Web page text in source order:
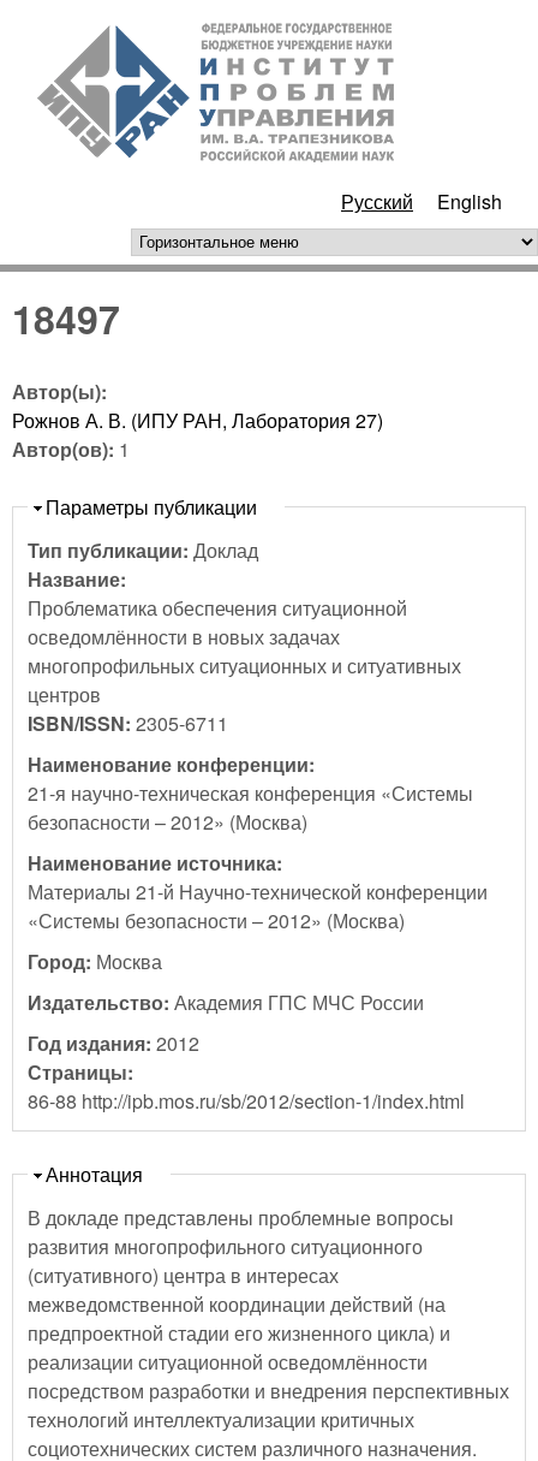
Перейти к основному
содержанию
РАН
Русский English
горизонтальное меню
18497
Автор(ы):
Рожнов А. В. (ИПУ РАН, Лаборатория 27)
Автор(ов): 1
Скрыть
Параметры публикации
Тип публикации: Доклад
Название:
Проблематика обеспечения ситуационной
осведомлённости в новых задачах
многопрофильных ситуационных и ситуативных
центров
ISBN/ISSN: 2305-6711
Наименование конференции:
21-я научно-техническая конференция «Системы
безопасности – 2012» (Москва)
Наименование источника:
Материалы 21-й Научно-технической конференции
«Системы безопасности – 2012» (Москва)
Город: Москва
Издательство: Академия ГПС МЧС России
Год издания: 2012
Страницы:
86-88 http://ipb.mos.ru/sb/2012/section-1/index.html
Скрыть
Аннотация
В докладе представлены проблемные вопросы
развития многопрофильного ситуационного
(ситуативного) центра в интересах
межведомственной координации действий (на
предпроектной стадии его жизненного цикла) и
реализации ситуационной осведомлённости
посредством разработки и внедрения перспективных
технологий интеллектуализации критичных
социотехнических систем различного назначения.